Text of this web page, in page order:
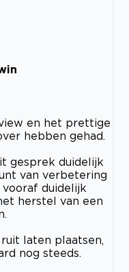
en het prettige
hebben gehad.
gesprek duidelijk
van verbetering
duidelijk
herstel van een
laten plaatsen,
nog steeds.